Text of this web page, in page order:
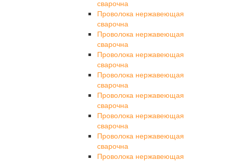
сварочна
Проволока нержавеющая
сварочна
Проволока нержавеющая
сварочна
Проволока нержавеющая
сварочна
Проволока нержавеющая
сварочна
Проволока нержавеющая
сварочна
Проволока нержавеющая
сварочна
Проволока нержавеющая
сварочна
Проволока нержавеющая